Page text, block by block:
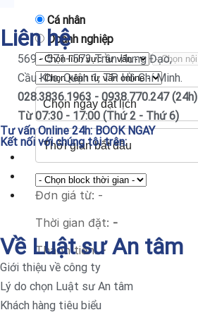
Cá nhân
Doanh nghiệp
Đơn giá từ: -
Thời gian đặt: -
Thành tiền:-
Liên hệ
569 - 571- 573 Trần Hưng Đạo,
Cầu Kho, Quận 1, TP. Hồ Chí Minh.
028.3836.1963 - 0938.770.247 (24h)
Từ 07:30 - 17:00 (Thứ 2 - Thứ 6)
Tư vấn Online 24h:BOOK NGAY
Kết nối với chúng tôi trên:
Về Luật sư An tâm
Giới thiệu về công ty
Lý do chọn Luật sư An tâm
Khách hàng tiêu biểu